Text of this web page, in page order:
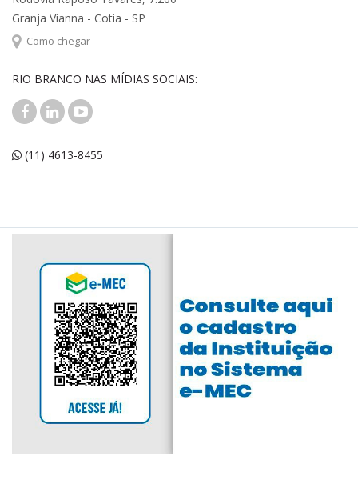
Granja Vianna - Cotia - SP
Como chegar
RIO BRANCO NAS MÍDIAS SOCIAIS:
(11) 4613-8455